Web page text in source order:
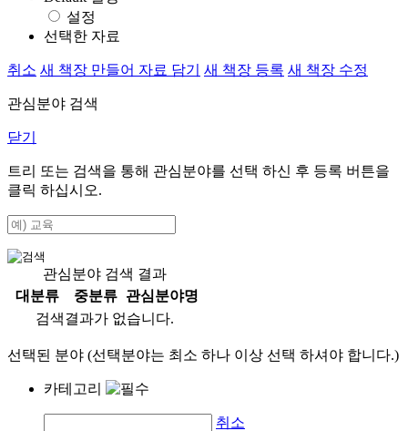
설정
선택한 자료
취소 새 책장 만들어 자료 담기 새 책장 등록 새 책장 수정
관심분야 검색
닫기
트리 또는 검색을 통해 관심분야를 선택 하신 후 등록 버튼을
클릭 하십시오.
관심분야 검색 결과
대분류
중분류
관심분야명
검색결과가 없습니다.
선택된 분야 (선택분야는 최소 하나 이상 선택 하셔야 합니다.)
카테고리
취소